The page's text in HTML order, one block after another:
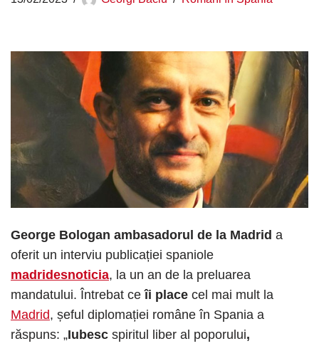
George Bologan ambasadorul de la Madrid a
oferit un interviu publicației spaniole
madridesnoticia, la un an de la preluarea
mandatului. Întrebat ceîi place cel mai mult la
Madrid, șeful diplomației române în Spania a
răspuns: „Iubesc spiritul liber al poporului,